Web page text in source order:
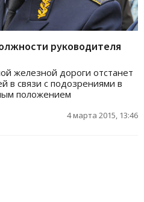
руководителя
железной дороги отстанет
в связи с подозрениями в
положением
4 марта 2015, 13:46